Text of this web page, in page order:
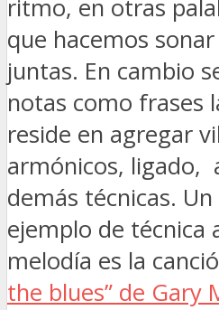
ritmo, en otras
que hacemos
juntas. En cambio
notas como frases
reside en agregar
armónicos, ligado,
demás técnicas.
ejemplo de técnica
melodía es la
the blues” de Gary